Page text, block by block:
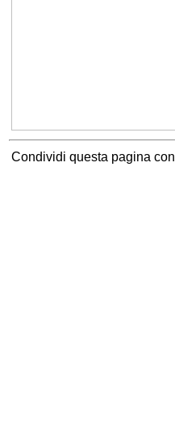
Condividi questa pagina con